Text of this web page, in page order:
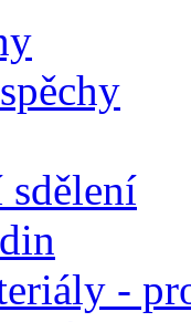
sdělení
-